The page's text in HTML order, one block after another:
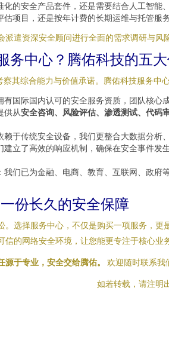
化的安全产品套件，还是需要结合人工智能
估项目，还是按年计费的长期运维与托管服
派遣资深安全顾问进行全面的需求调研与
务中心？腾佑科技的五
察其综合能力与价值承诺。腾佑科技服务中
有国际国内认可的安全服务资质，团队核
供从安全咨询、风险评估、渗透测试、代码
赖于传统安全设备，我们更整合大数据分
建立了高效的响应机制，确保在安全事件
：我们已为金融、电商、教育、互联网、政
份长久的安全保障
。选择服务中心，不仅是购买一项服务，
信的网络安全环境，让您能更专注于核心业
于专业，安全交给腾佑。 欢迎随时联系我
如若转载，请注明